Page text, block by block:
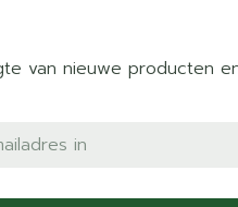
van nieuwe producten